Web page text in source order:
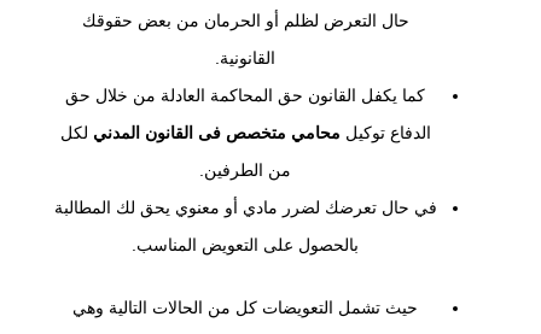
حال التعرض لظلم أو الحرمان من بعض حقوقك
القانونية.
كما يكفل القانون حق المحاكمة العادلة من خلال حق
الدفاع توكيل محامي متخصص فى القانون المدني لكل
من الطرفين.
في حال تعرضك لضرر مادي أو معنوي يحق لك المطالبة
بالحصول على التعويض المناسب.
حيث تشمل التعويضات كل من الحالات التالية وهي